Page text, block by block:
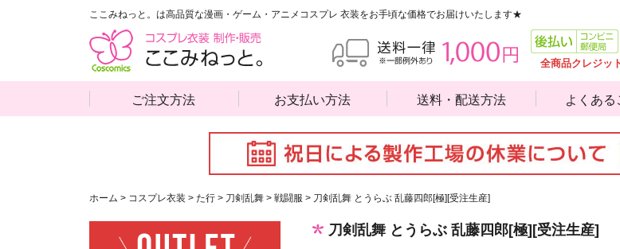
ここみねっと。は高品質な漫画・ゲーム・アニメコスプレ 衣装をお手頃な価格でお届けいたします★
全商品クレジッ
ご注文方法 お支払い方法 送料・配送方法 よくある
ホーム > コスプレ衣装 > た行 > 刀剣乱舞 > 戦闘服 > 刀剣乱舞 とうらぶ 乱藤四郎[極][受注生産]
刀剣乱舞 とうらぶ 乱藤四郎[極][受注生産]